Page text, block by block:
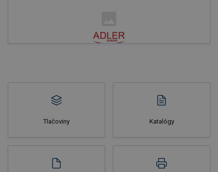
Tlačoviny Katalógy